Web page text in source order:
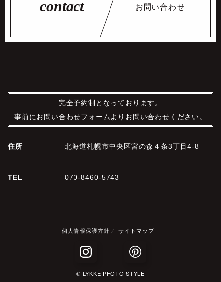
お問い合わせ
完全予約制となっております。
事前にお問い合わせフォームよりお問い合わせください。
住所 北海道札幌市中央区宮の森４条3丁目4-8
TEL 070-8460-5743
個人情報保護方針 サイトマップ
© LYKKE PHOTO STYLE